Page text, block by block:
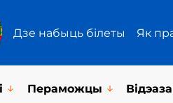
Дзе набыць білеты Як
Пераможцы